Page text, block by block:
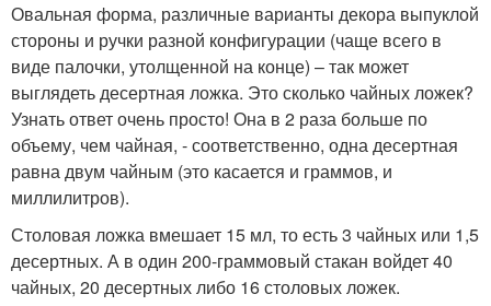
Овальная форма, различные варианты декора выпуклой
стороны и ручки разной конфигурации (чаще всего в
виде палочки, утолщенной на конце) – так может
выглядеть десертная ложка. Это сколько чайных ложек?
Узнать ответ очень просто! Она в 2 раза больше по
объему, чем чайная, - соответственно, одна десертная
равна двум чайным (это касается и граммов, и
миллилитров).
Столовая ложка вмешает 15 мл, то есть 3 чайных или 1,5
десертных. А в один 200-граммовый стакан войдет 40
чайных, 20 десертных либо 16 столовых ложек.